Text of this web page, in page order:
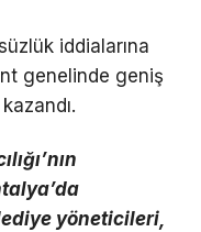
iddialarına
genelinde geniş
yöneticileri,